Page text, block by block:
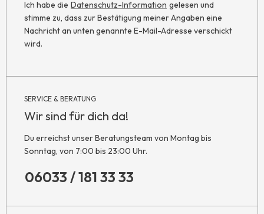
Ich habe die Datenschutz-Information gelesen und
stimme zu, dass zur Bestätigung meiner Angaben eine
Nachricht an unten genannte E-Mail-Adresse verschickt
wird.
SERVICE & BERATUNG
Wir sind für dich da!
Du erreichst unser Beratungsteam von Montag bis
Sonntag, von 7:00 bis 23:00 Uhr.
06033 / 181 33 33